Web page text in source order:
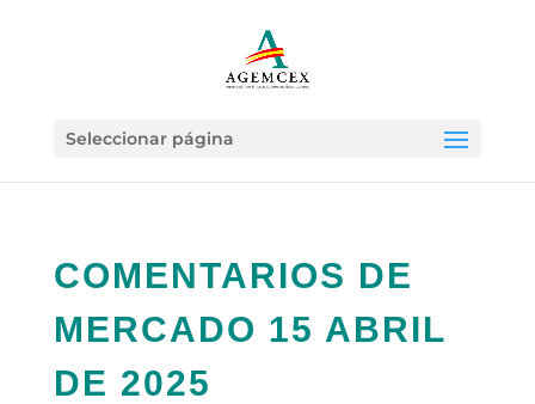
Seleccionar página
COMENTARIOS DE
MERCADO 15 ABRIL
DE 2025